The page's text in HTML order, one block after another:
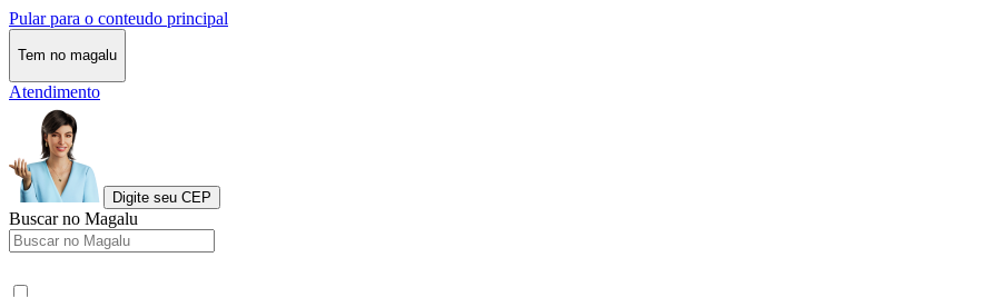
Pular para o conteudo principal
Tem no magalu
Atendimento
Digite seu CEP
Buscar no Magalu